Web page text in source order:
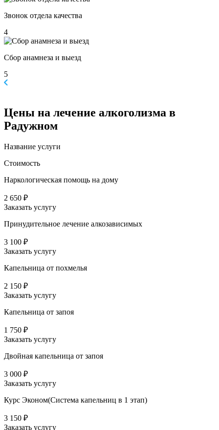
Звонок отдела качества
4
Сбор анамнеза и выезд
5
Цены на лечение алкоголизма в
Радужном
Название услуги
Стоимость
Наркологическая помощь на дому
2 650 ₽
Заказать услугу
Принудительное лечение алкозависимых
3 100 ₽
Заказать услугу
Капельница от похмелья
2 150 ₽
Заказать услугу
Капельница от запоя
1 750 ₽
Заказать услугу
Двойная капельница от запоя
3 000 ₽
Заказать услугу
Курс Эконом(Система капельниц в 1 этап)
3 150 ₽
Заказать услугу